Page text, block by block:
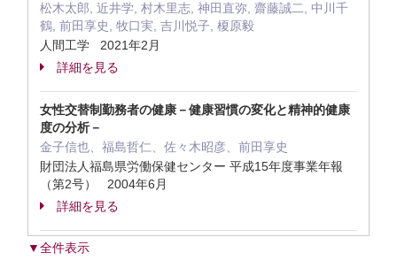
松木太郎, 近井学, 村木里志, 神田直弥, 齋藤誠二, 中川千
鶴, 前田享史, 牧口実, 吉川悦子, 榎原毅
人間工学 2021年2月
詳細を見る
女性交替制勤務者の健康－健康習慣の変化と精神的健康
度の分析－
金子信也、福島哲仁、佐々木昭彦、前田享史
財団法人福島県労働保健センター 平成15年度事業年報
（第2号） 2004年6月
詳細を見る
▼全件表示